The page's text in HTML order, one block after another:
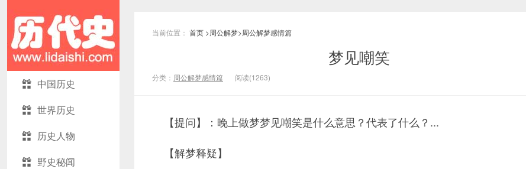
中国历史
世界历史
历史人物
野史秘闻
当前位置： 首页 >周公解梦>周公解梦感情篇
梦见嘲笑
分类： 周公解梦感情篇 阅读(1263)
【提问】：晚上做梦梦见嘲笑是什么意思？代表了什么？...
【解梦释疑】